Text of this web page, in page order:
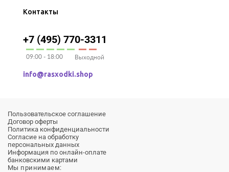
Контакты
+7 (495) 770-3311
09:00 - 18:00 Выходной
info@rasxodki.shop
Пользовательское соглашение
Договор оферты
Политика конфиденциальности
Согласие на обработку
персональных данных
Информация по онлайн-оплате
банковскими картами
Мы принимаем: